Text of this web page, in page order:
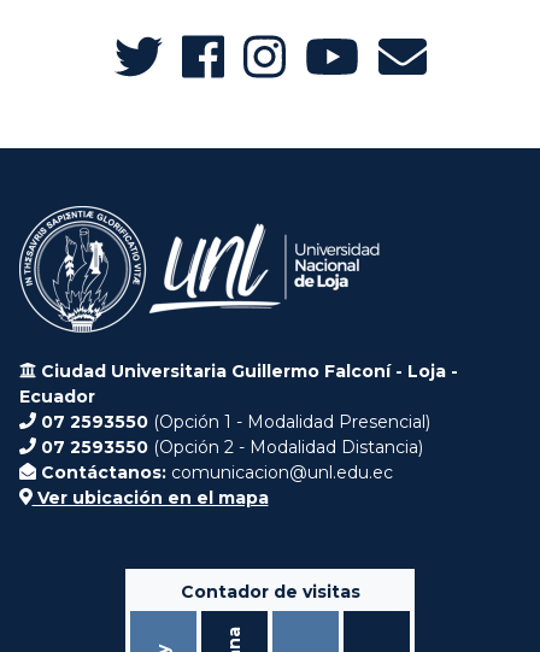
Ciudad Universitaria Guillermo Falconí - Loja -
Ecuador
07 2593550 (Opción 1 - Modalidad Presencial)
07 2593550 (Opción 2 - Modalidad Distancia)
Contáctanos: comunicacion@unl.edu.ec
Ver ubicación en el mapa
Contador de visitas